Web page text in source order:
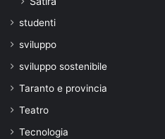
studenti
sviluppo
sviluppo sostenibile
Taranto e provincia
Teatro
Tecnologia